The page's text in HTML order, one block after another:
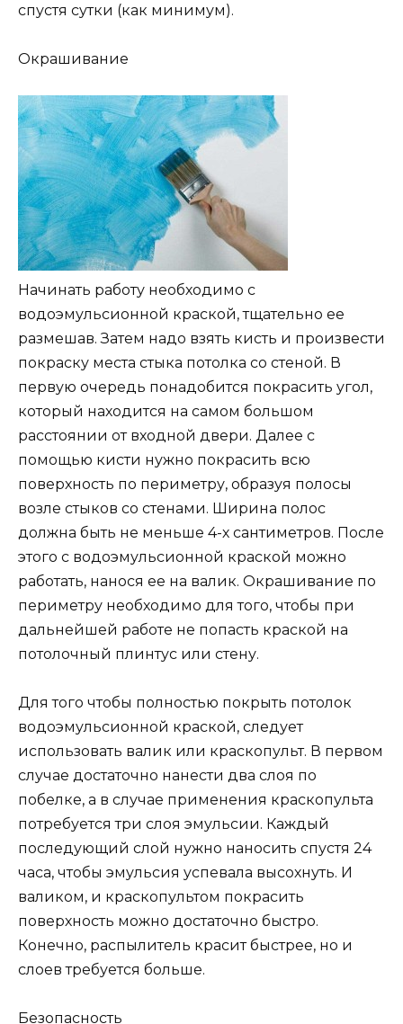
спустя сутки (как минимум).
Окрашивание
Начинать работу необходимо с
водоэмульсионной краской, тщательно ее
размешав. Затем надо взять кисть и произвести
покраску места стыка потолка со стеной. В
первую очередь понадобится покрасить угол,
который находится на самом большом
расстоянии от входной двери. Далее с
помощью кисти нужно покрасить всю
поверхность по периметру, образуя полосы
возле стыков со стенами. Ширина полос
должна быть не меньше 4-х сантиметров. После
этого с водоэмульсионной краской можно
работать, нанося ее на валик. Окрашивание по
периметру необходимо для того, чтобы при
дальнейшей работе не попасть краской на
потолочный плинтус или стену.
Для того чтобы полностью покрыть потолок
водоэмульсионной краской, следует
использовать валик или краскопульт. В первом
случае достаточно нанести два слоя по
побелке, а в случае применения краскопульта
потребуется три слоя эмульсии. Каждый
последующий слой нужно наносить спустя 24
часа, чтобы эмульсия успевала высохнуть. И
валиком, и краскопультом покрасить
поверхность можно достаточно быстро.
Конечно, распылитель красит быстрее, но и
слоев требуется больше.
Безопасность